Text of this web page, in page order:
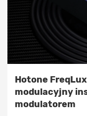
Hotone
modulacyjny
modulatorem